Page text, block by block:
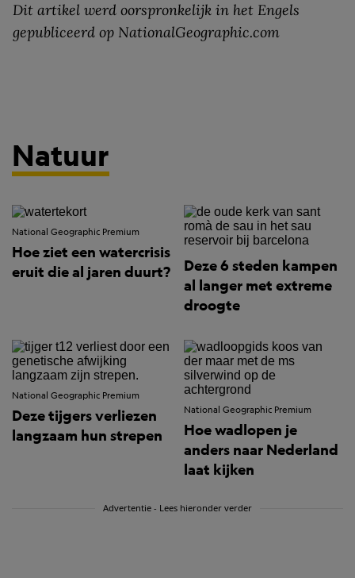
Dit artikel werd oorspronkelijk in het Engels
gepubliceerd op NationalGeographic.com
Natuur
National Geographic Premium
Hoe ziet een watercrisis
eruit die al jaren duurt?
Deze 6 steden kampen
al langer met extreme
droogte
National Geographic Premium
Deze tijgers verliezen
langzaam hun strepen
National Geographic Premium
Hoe wadlopen je
anders naar Nederland
laat kijken
Advertentie - Lees hieronder verder